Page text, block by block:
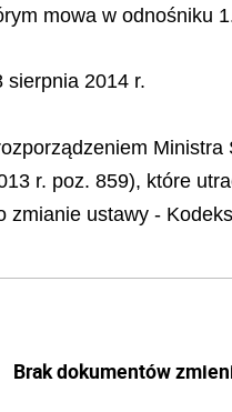
mowa w odnośniku
sierpnia 2014 r.
r. poz. 859), które
ustawy -
Brak dokumentów